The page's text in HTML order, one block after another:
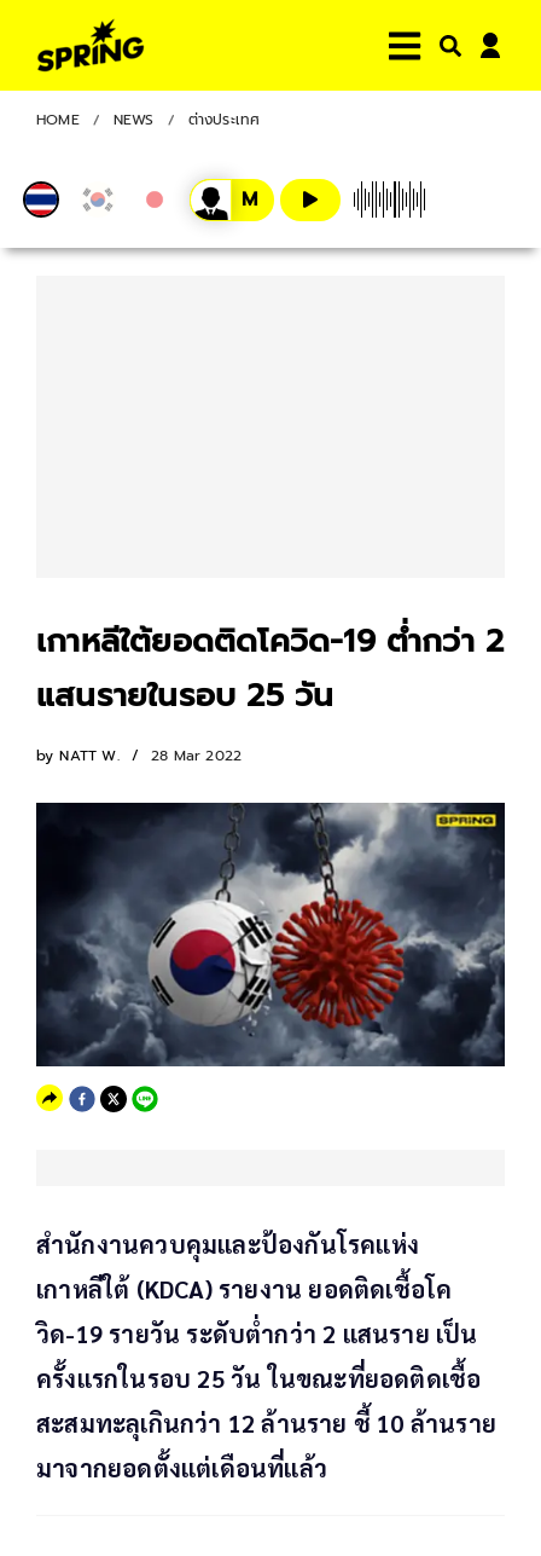
HOME NEWS ต่างประเทศ
เกาหลีใต้ยอดติดโควิด-19 ต่ำกว่า 2
แสนรายในรอบ 25 วัน
by NATT W. 28 Mar 2022
สำนักงานควบคุมและป้องกันโรคแห่ง
เกาหลีใต้ (KDCA) รายงาน ยอดติดเชื้อโค
วิด-19 รายวัน ระดับต่ำกว่า 2 แสนราย เป็น
ครั้งแรกในรอบ 25 วัน ในขณะที่ยอดติดเชื้อ
สะสมทะลุเกินกว่า 12 ล้านราย ชี้ 10 ล้านราย
มาจากยอดตั้งแต่เดือนที่แล้ว